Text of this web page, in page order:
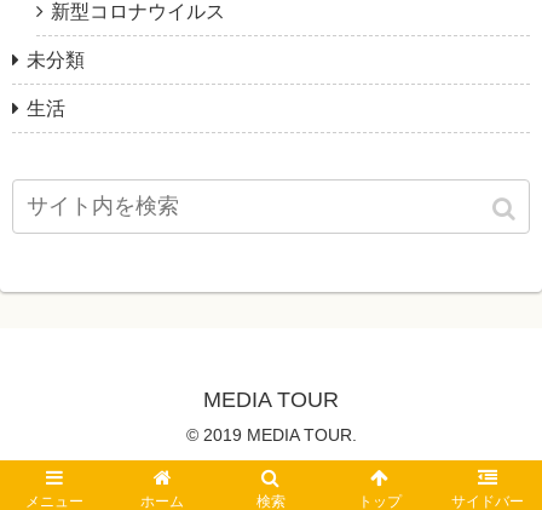
新型コロナウイルス
未分類
生活
MEDIA TOUR
© 2019 MEDIA TOUR.
メニュー ホーム 検索 トップ サイドバー